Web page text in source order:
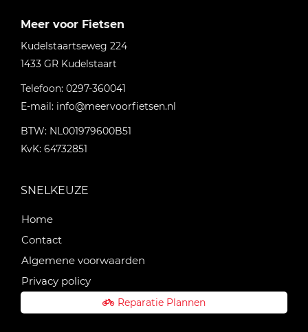
Meer voor Fietsen
Kudelstaartseweg 224
1433 GR Kudelstaart
Telefoon: 0297-360041
E-mail: info@meervoorfietsen.nl
BTW: NL001979600B51
KvK: 64732851
SNELKEUZE
Home
Contact
Algemene voorwaarden
Privacy policy
Reparatie Plannen